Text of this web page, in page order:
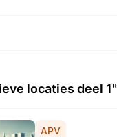
locaties deel 1"
APV